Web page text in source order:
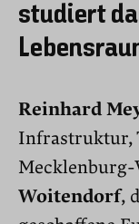
studiert
Reinhard
Infrastruktur,
Woitendorf,